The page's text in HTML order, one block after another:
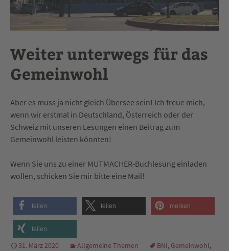
Weiter unterwegs für das
Gemeinwohl
Aber es muss ja nicht gleich Übersee sein! Ich freue mich,
wenn wir erstmal in Deutschland, Österreich oder der
Schweiz mit unseren Lesungen einen Beitrag zum
Gemeinwohl leisten könnten!
Wenn Sie uns zu einer MUTMACHER-Buchlesung einladen
wollen, schicken Sie mir bitte eine Mail!
teilen teilen merken
teilen
31. März 2020 Allgemeine Themen BNI, Gemeinwohl,